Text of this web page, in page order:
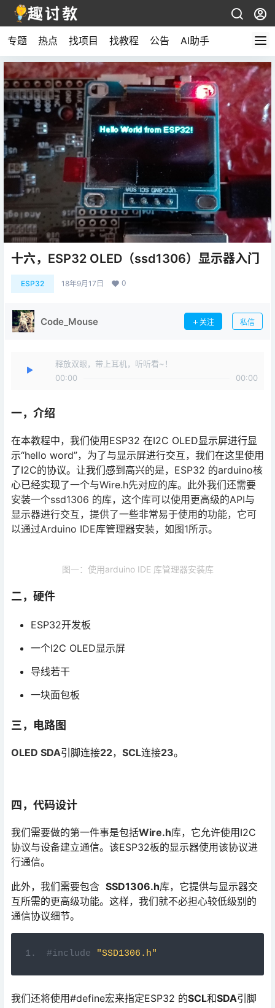
专题 热点 找项目 找教程 公告 AI助手
十六，ESP32 OLED（ssd1306）显示器入门
ESP32 18年9月17日 0
Code_Mouse 关注 私信
释放双眼，带上耳机，听听看~！
00:00
00:00
一，介绍
在本教程中，我们使用ESP32 在I2C OLED显示屏进行显
示“hello word”，为了与显示屏进行交互，我们在这里使用
了I2C的协议。让我们感到高兴的是，ESP32 的arduino核
心已经实现了一个与Wire.h先对应的库。此外我们还需要
安装一个ssd1306 的库，这个库可以使用更高级的API与
显示器进行交互，提供了一些非常易于使用的功能，它可
以通过Arduino IDE库管理器安装，如图1所示。
图一：使用arduino IDE 库管理器安装库
二，硬件
ESP32开发板
一个I2C OLED显示屏
导线若干
一块面包板
三，电路图
OLED SDA引脚连接22， SCL连接23。
四，代码设计
我们需要做的第一件事是包括Wire.h库，它允许使用I2C
协议与设备建立通信。该ESP32板的显示器使用该协议进
行通信。
此外，我们需要包含 SSD1306.h库，它提供与显示器交
互所需的更高级功能。这样，我们就不必担心较低级别的
通信协议细节。
#include "SSD1306.h"
我们还将使用#define宏来指定ESP32 的SCL和SDA引脚